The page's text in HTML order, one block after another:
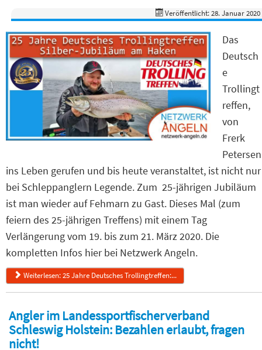
Veröffentlicht: 28. Januar 2020
Das
Deutsch
e
Trollingt
reffen,
von
Frerk
Petersen
ins Leben gerufen und bis heute veranstaltet, ist nicht nur
bei Schleppanglern Legende. Zum 25-jährigen Jubiläum
ist man wieder auf Fehmarn zu Gast. Dieses Mal (zum
feiern des 25-jährigen Treffens) mit einem Tag
Verlängerung vom 19. bis zum 21. März 2020. Die
kompletten Infos hier bei Netzwerk Angeln.
Weiterlesen: 25 Jahre Deutsches Trollingtreffen:...
Angler im Landessportfischerverband
Schleswig Holstein: Bezahlen erlaubt, fragen
nicht!